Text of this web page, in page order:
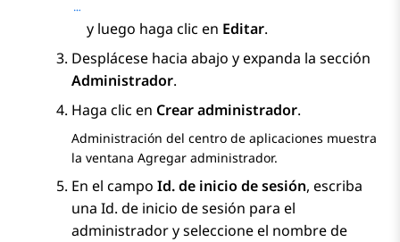
y luego haga clic en Editar.
Desplácese hacia abajo y expanda la sección
Administrador.
Haga clic en Crear administrador.
Administración del centro de aplicaciones muestra
la ventana Agregar administrador.
En el campo Id. de inicio de sesión, escriba
una Id. de inicio de sesión para el
administrador y seleccione el nombre de